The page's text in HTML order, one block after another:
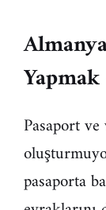
Pasaport
pasaporta